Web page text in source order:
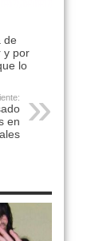
de
y por
lo
en